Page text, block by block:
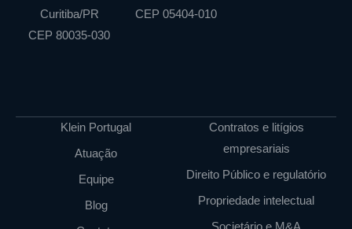
Curitiba/PR
CEP 80035-030
CEP 05404-010
Klein Portugal
Atuação
Equipe
Blog
Contratos e litígios
empresariais
Direito Público e regulatório
Propriedade intelectual
Societário e M&A